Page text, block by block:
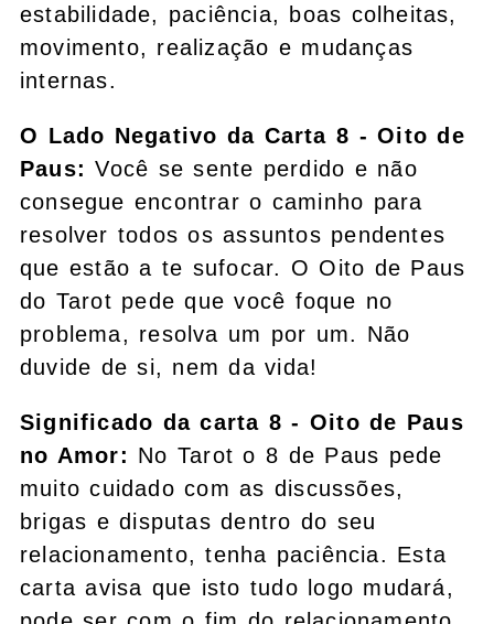
estabilidade, paciência, boas colheitas,
movimento, realização e mudanças
internas.
O Lado Negativo da Carta 8 - Oito de
Paus: Você se sente perdido e não
consegue encontrar o caminho para
resolver todos os assuntos pendentes
que estão a te sufocar. O Oito de Paus
do Tarot pede que você foque no
problema, resolva um por um. Não
duvide de si, nem da vida!
Significado da carta 8 - Oito de Paus
no Amor: No Tarot o 8 de Paus pede
muito cuidado com as discussões,
brigas e disputas dentro do seu
relacionamento, tenha paciência. Esta
carta avisa que isto tudo logo mudará,